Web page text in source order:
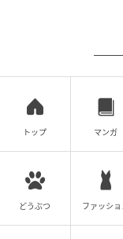
示された薬をあ
頭の良いモッチ
の頭脳戦に、さ
す。
トップ マンガ
どうぶつ ファッショ